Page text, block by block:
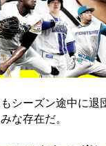
シーズン途中に退
な存在だ。